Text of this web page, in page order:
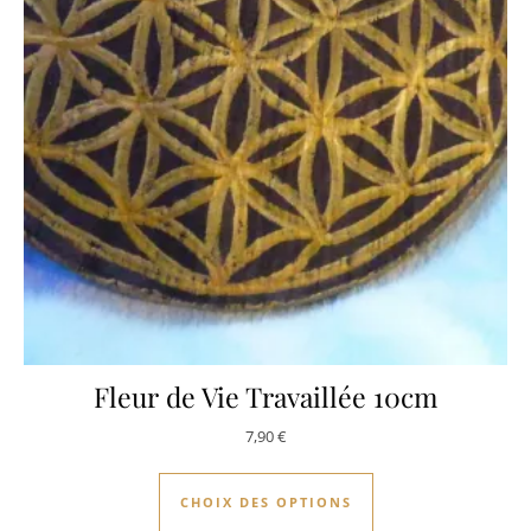
Fleur de Vie Travaillée 10cm
7,90€
CHOIX DES OPTIONS
Ce produit a